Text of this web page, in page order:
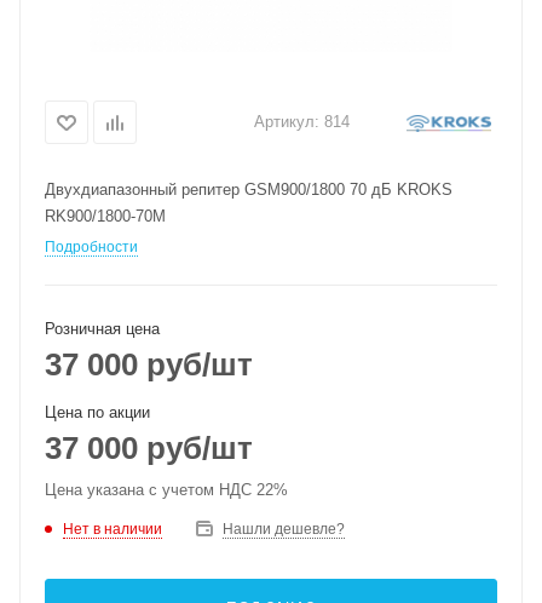
Артикул: 814
Двухдиапазонный репитер GSM900/1800 70 дБ KROKS
RK900/1800-70M
Подробности
Розничная цена
37 000 руб/шт
Цена по акции
37 000 руб/шт
Цена указана с учетом НДС 22%
Нет в наличии Нашли дешевле?